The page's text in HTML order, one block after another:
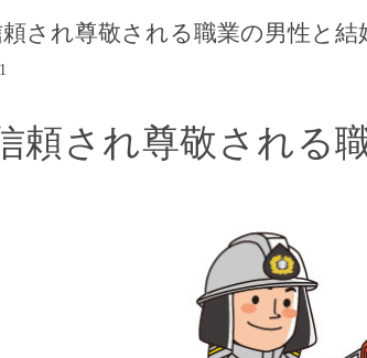
頼され尊敬される職業の男性と
頼され尊敬される